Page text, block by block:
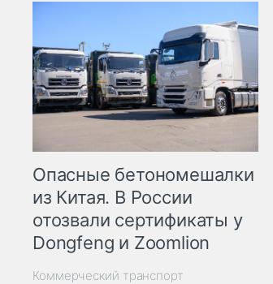
Опасные бетономешалки
из Китая. В России
отозвали сертификаты у
Dongfeng и Zoomlion
Коммерческий транспорт